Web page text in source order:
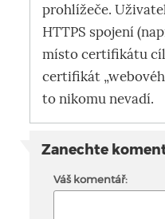
prohlížeče.
HTTPS spojení
místo certifikátu
certifikát
to nikomu nevadí.
Zanechte
Váš komentář: